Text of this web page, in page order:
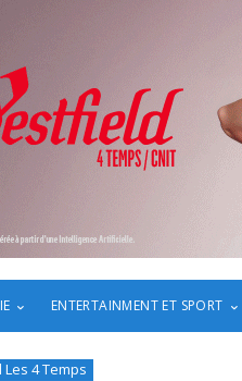
ENTERTAINMENT ET SPORT
4 Temps